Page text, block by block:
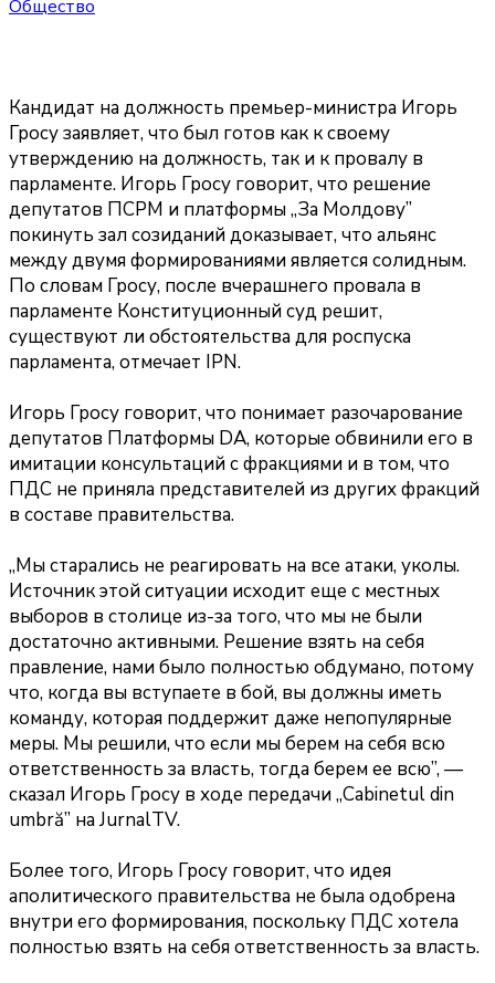
Общество
Кандидат на должность премьер-министра Игорь
Гросу заявляет, что был готов как к своему
утверждению на должность, так и к провалу в
парламенте. Игорь Гросу говорит, что решение
депутатов ПСРМ и платформы „За Молдову”
покинуть зал созиданий доказывает, что альянс
между двумя формированиями является солидным.
По словам Гросу, после вчерашнего провала в
парламенте Конституционный суд решит,
существуют ли обстоятельства для роспуска
парламента, отмечает IPN.
Игорь Гросу говорит, что понимает разочарование
депутатов Платформы DA, которые обвинили его в
имитации консультаций с фракциями и в том, что
ПДС не приняла представителей из других фракций
в составе правительства.
„Мы старались не реагировать на все атаки, уколы.
Источник этой ситуации исходит еще с местных
выборов в столице из-за того, что мы не были
достаточно активными. Решение взять на себя
правление, нами было полностью обдумано, потому
что, когда вы вступаете в бой, вы должны иметь
команду, которая поддержит даже непопулярные
меры. Мы решили, что если мы берем на себя всю
ответственность за власть, тогда берем ее всю”, —
сказал Игорь Гросу в ходе передачи „Cabinetul din
umbră” на JurnalTV.
Более того, Игорь Гросу говорит, что идея
аполитического правительства не была одобрена
внутри его формирования, поскольку ПДС хотела
полностью взять на себя ответственность за власть.